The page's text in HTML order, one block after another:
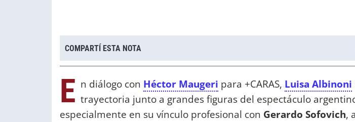
COMPARTÍ ESTA NOTA
E n diálogo con Héctor Maugeri para +CARAS, Luisa Albinoni
trayectoria junto a grandes figuras del espectáculo
especialmente en su vínculo profesional con Gerardo Sofovich,